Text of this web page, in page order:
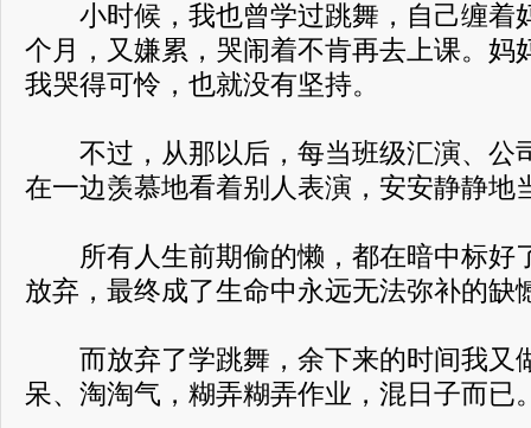
小时候，我也曾学过跳舞，自己缠着
个月，又嫌累，哭闹着不肯再去上课。妈
我哭得可怜，也就没有坚持。
不过，从那以后，每当班级汇演、公
在一边羡慕地看着别人表演，安安静静地
所有人生前期偷的懒，都在暗中标好
放弃，最终成了生命中永远无法弥补的缺
而放弃了学跳舞，余下来的时间我又
呆、淘淘气，糊弄糊弄作业，混日子而已